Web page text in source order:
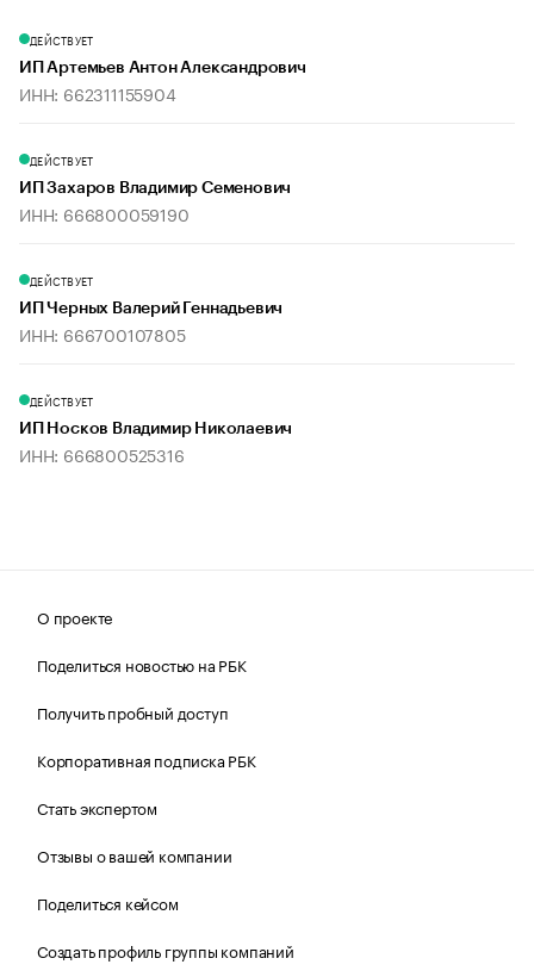
ДЕЙСТВУЕТ
ИП Артемьев Антон Александрович
ИНН: 662311155904
ДЕЙСТВУЕТ
ИП Захаров Владимир Семенович
ИНН: 666800059190
ДЕЙСТВУЕТ
ИП Черных Валерий Геннадьевич
ИНН: 666700107805
ДЕЙСТВУЕТ
ИП Носков Владимир Николаевич
ИНН: 666800525316
О проекте
Поделиться новостью на РБК
Получить пробный доступ
Корпоративная подписка РБК
Стать экспертом
Отзывы о вашей компании
Поделиться кейсом
Создать профиль группы компаний